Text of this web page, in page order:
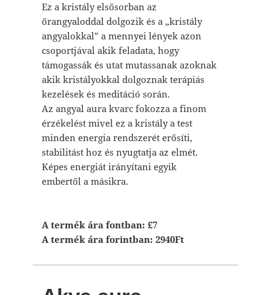
Ez a kristály elsősorban az
őrangyaloddal dolgozik és a „kristály
angyalokkal” a mennyei lények azon
csoportjával akik feladata, hogy
támogassák és utat mutassanak azoknak
akik kristályokkal dolgoznak terápiás
kezelések és meditáció során.
Az angyal aura kvarc fokozza a finom
érzékelést mivel ez a kristály a test
minden energia rendszerét erősíti,
stabilitást hoz és nyugtatja az elmét.
Képes energiát irányítani egyik
embertől a másikra.
A termék ára fontban: £7
A termék ára forintban: 2940Ft